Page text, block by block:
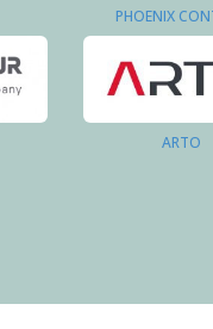
PHOENIX
ARTO